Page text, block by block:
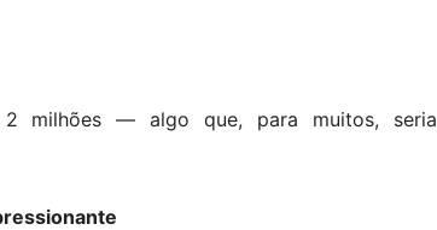
milhões — algo que, para muitos, seria